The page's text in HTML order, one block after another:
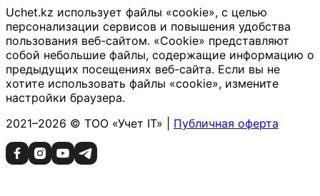
Uchet.kz использует файлы «cookie», с целью
персонализации сервисов и повышения удобства
пользования веб-сайтом. «Cookie» представляют
собой небольшие файлы, содержащие информацию о
предыдущих посещениях веб-сайта. Если вы не
хотите использовать файлы «cookie», измените
настройки браузера.
2021–2026 © ТОО «Учет IT» | Публичная оферта